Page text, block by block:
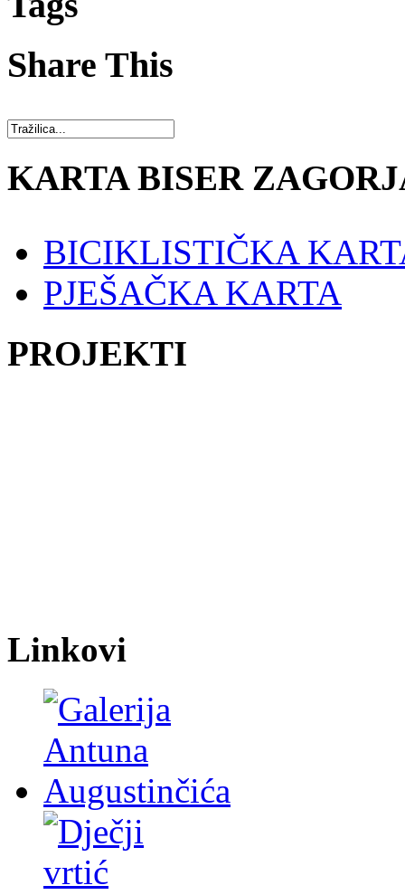
Share This
KARTA BISER
BICIKLISTIČKA
PJEŠAČKA KARTA
PROJEKTI
Linkovi